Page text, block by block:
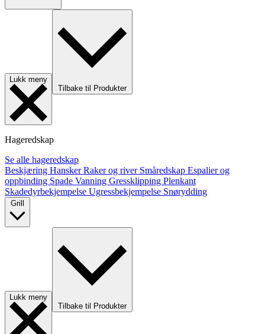
Lukk meny
Tilbake til Produkter
Hageredskap
Se alle hageredskap
Beskjæring HanskerRaker og river Småredskap Espalier og
oppbinding Spade Vanning Gressklipping Plenkant
Skadedyrbekjempelse Ugressbekjempelse Snørydding
Lukk meny
Tilbake til Produkter